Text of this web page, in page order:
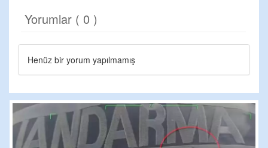
Yorumlar ( 0 )
Henüz bir yorum yapılmamış